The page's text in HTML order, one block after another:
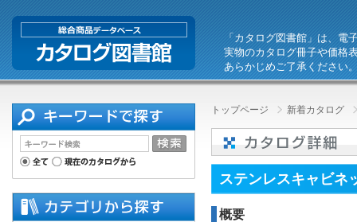
「カタログ図書館」は、電
実物のカタログ冊子や価格
あらかじめご了承ください
トップページ 新着カタログ
ステンレスキャビネ
概要